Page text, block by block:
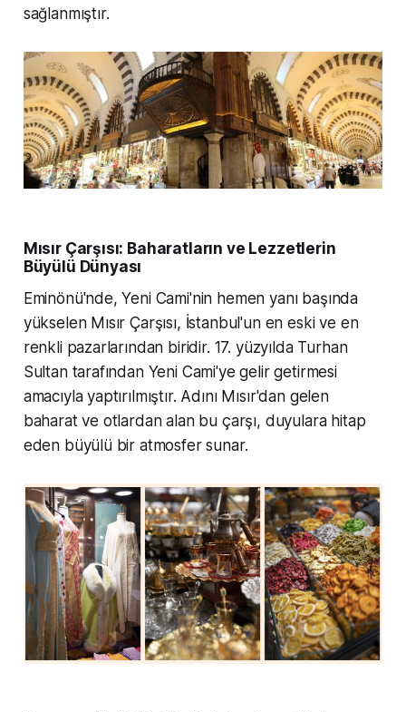
sağlanmıştır.
Mısır Çarşısı: Baharatların ve Lezzetlerin
Büyülü Dünyası
Eminönü'nde, Yeni Cami'nin hemen yanı başında
yükselen Mısır Çarşısı, İstanbul'un en eski ve en
renkli pazarlarından biridir. 17. yüzyılda Turhan
Sultan tarafından Yeni Cami'ye gelir getirmesi
amacıyla yaptırılmıştır. Adını Mısır'dan gelen
baharat ve otlardan alan bu çarşı, duyulara hitap
eden büyülü bir atmosfer sunar.